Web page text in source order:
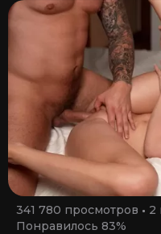
341 780 просмотров
2
Понравилось 83%